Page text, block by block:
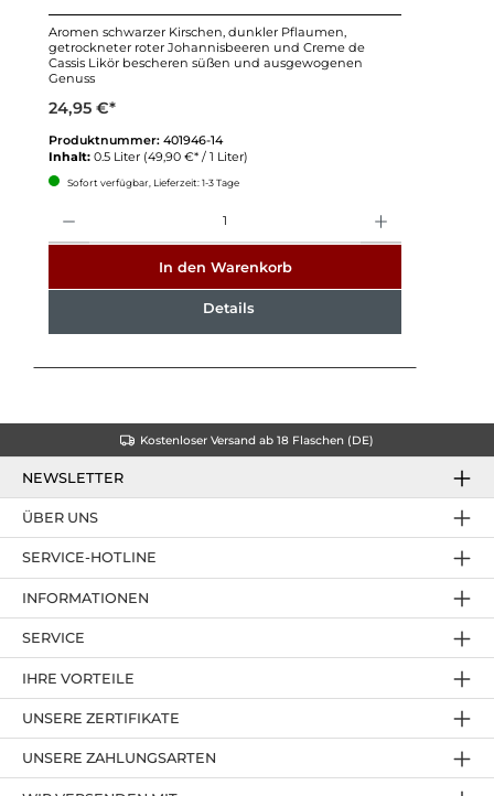
Aromen schwarzer Kirschen, dunkler Pflaumen,
getrockneter roter Johannisbeeren und Creme de
Cassis Likör bescheren süßen und ausgewogenen
Genuss
24,95 €*
Produktnummer: 401946-14
Inhalt: 0.5 Liter (49,90 €* / 1 Liter)
Sofort verfügbar, Lieferzeit: 1-3 Tage
In den Warenkorb
Details
Kostenloser Versand ab 18 Flaschen (DE)
NEWSLETTER
SERVICE-HOTLINE
IHRE VORTEILE
UNSERE ZAHLUNGSARTEN
ÜBER UNS
UNSERE ZERTIFIKATE
INFORMATIONEN
SERVICE